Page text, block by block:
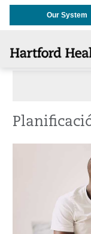
Our System